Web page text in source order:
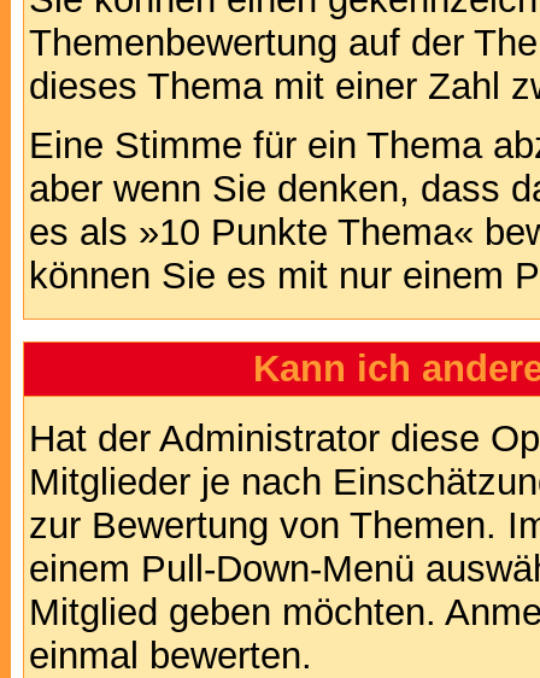
Themenbewertung auf der
dieses Thema mit einer Zahl
Eine Stimme für ein Thema
aber wenn Sie denken, dass
es als »10 Punkte Thema«
können Sie es mit nur einem
Kann ich
Hat der Administrator diese
Mitglieder je nach
zur Bewertung von Themen.
einem Pull-Down-Menü
Mitglied geben möchten.
einmal bewerten.